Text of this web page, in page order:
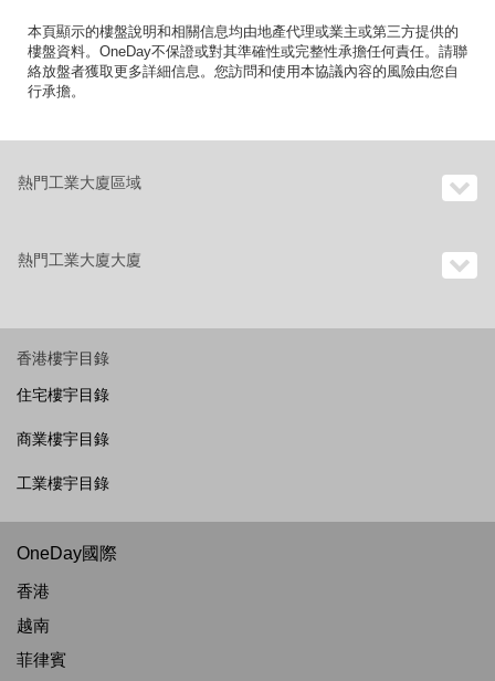
本頁顯示的樓盤說明和相關信息均由地產代理或業主或第三方提供的
樓盤資料。OneDay不保證或對其準確性或完整性承擔任何責任。請聯
絡放盤者獲取更多詳細信息。您訪問和使用本協議內容的風險由您自
行承擔。
熱門工業大廈區域
熱門工業大廈大廈
香港樓宇目錄
住宅樓宇目錄
商業樓宇目錄
工業樓宇目錄
OneDay國際
香港
越南
菲律賓